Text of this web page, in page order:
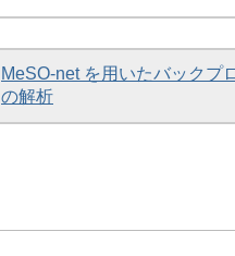
MeSO-net を用いたバックプ
の解析